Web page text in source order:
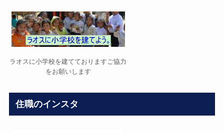
ラオスに小学校を建てておりますご協力
をお願いします
住職のインスタ